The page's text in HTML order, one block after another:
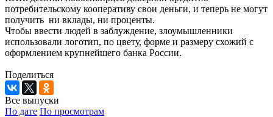
потребительскому кооперативу свои деньги, и теперь не могут
получить ни вклады, ни проценты.
Чтобы ввести людей в заблуждение, злоумышленники
использовали логотип, по цвету, форме и размеру схожий с
оформлением крупнейшего банка России.
Поделиться
Все выпуски
По дате По просмотрам